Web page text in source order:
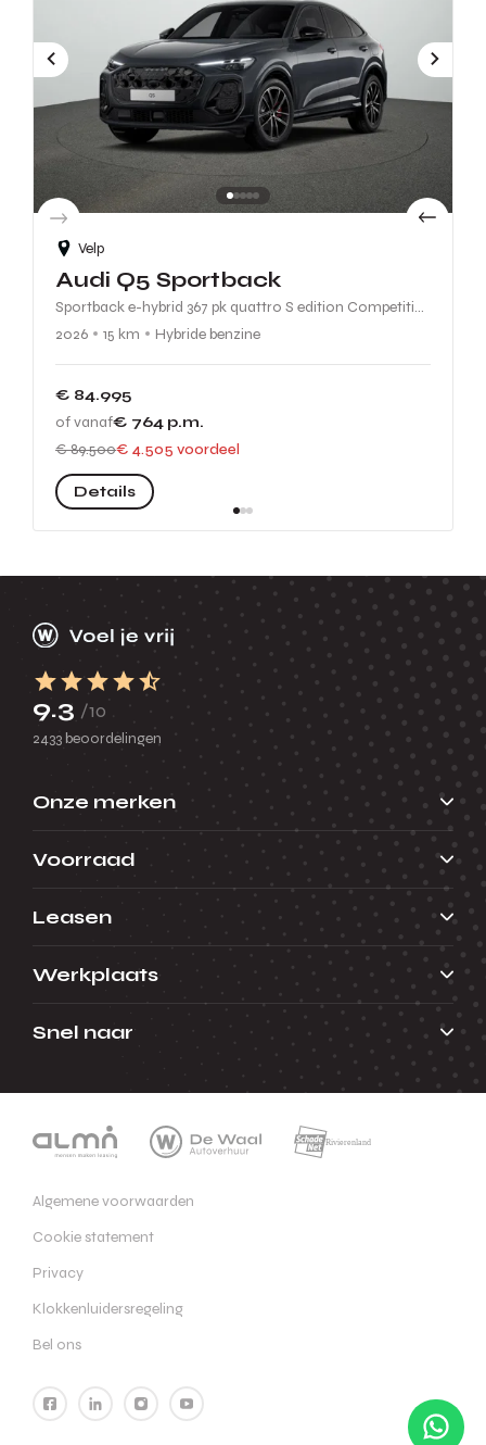
Velp
Audi Q5 Sportback
Sportback e-hybrid 367 pk quattro S edition Competition |
2026
15 km Hybride benzine
€ 84.995
of vanaf€ 764 p.m.
€ 89.500€ 4.505 voordeel
Details
9.3 /10
2433 beoordelingen
Onze merken
Voorraad
Leasen
Werkplaats
Snel naar
Algemene voorwaarden
Cookie statement
Privacy
Klokkenluidersregeling
Bel ons